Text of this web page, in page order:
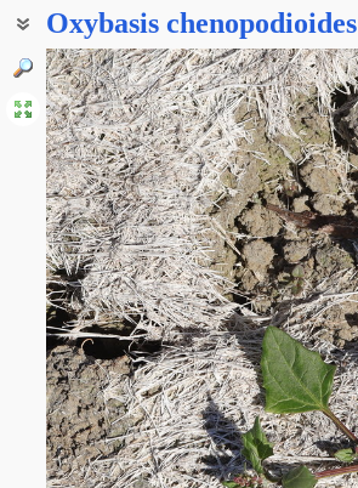
Oxybasis chenopodioides
Блитум толстолистный
Марь кистевидная
Марь маревая
Марь маревидная
Марь толстолистная